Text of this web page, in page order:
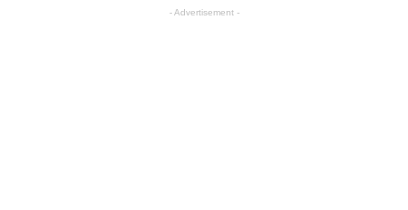
- Advertisement -